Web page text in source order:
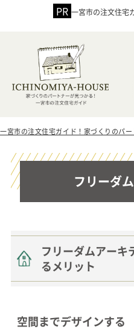
一宮市の注文住宅
一宮市の注文住宅ガイド！家づくりのパ
フリーダ
フリーダムアーキ
るメリット
空間までデザインする